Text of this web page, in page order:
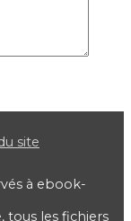
site
à ebook-
tous les fichiers